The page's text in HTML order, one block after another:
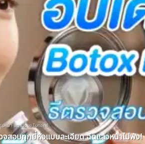
หน้า ลดริ้วรอย โบทอกซ์
สอบทุกยี่ห้อแบบละเอียด ฉีดแล้วหน้าไม่พัง!